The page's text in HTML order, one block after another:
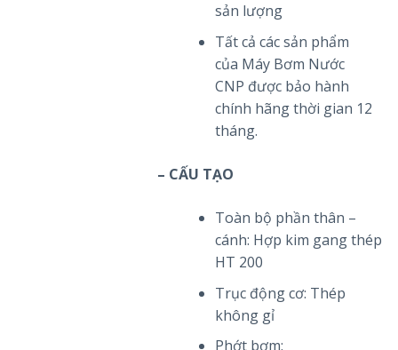
sản lượng
Tất cả các sản phẩm
của Máy Bơm Nước
CNP được bảo hành
chính hãng thời gian 12
tháng.
– CẤU TẠO
Toàn bộ phần thân –
cánh: Hợp kim gang thép
HT 200
Trục động cơ: Thép
không gỉ
Phớt bơm: